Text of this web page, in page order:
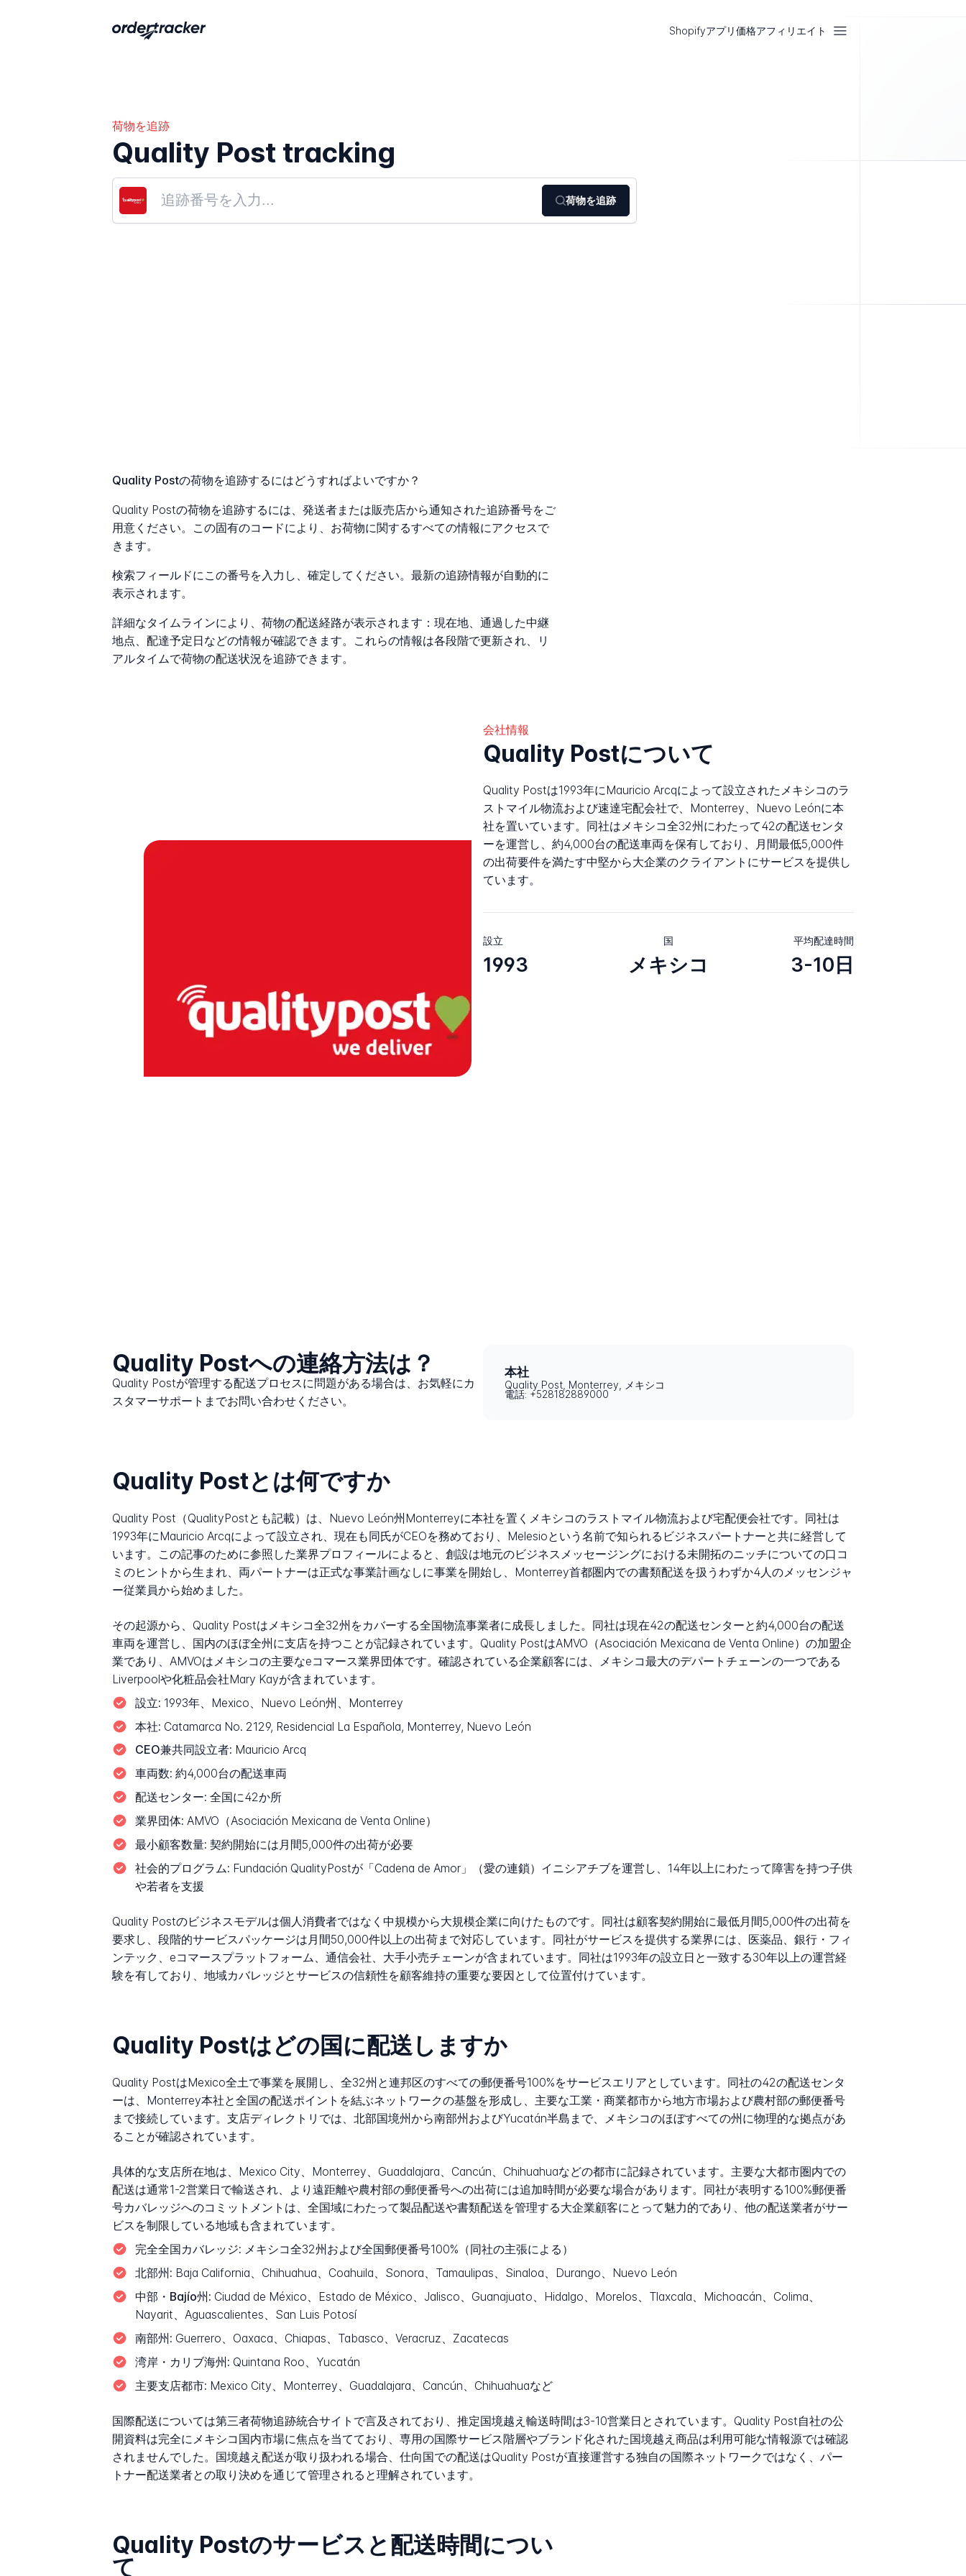
Shopifyアプリ価格アフィリエイト
荷物を追跡
Quality Post tracking
荷物を追跡
Quality Postの荷物を追跡するにはどうすればよいですか？
Quality Postの荷物を追跡するには、発送者または販売店から通知された追跡番号をご
用意ください。この固有のコードにより、お荷物に関するすべての情報にアクセスで
きます。
検索フィールドにこの番号を入力し、確定してください。最新の追跡情報が自動的に
表示されます。
詳細なタイムラインにより、荷物の配送経路が表示されます：現在地、通過した中継
地点、配達予定日などの情報が確認できます。これらの情報は各段階で更新され、リ
アルタイムで荷物の配送状況を追跡できます。
会社情報
Quality Postについて
Quality Postは1993年にMauricio Arcqによって設立されたメキシコのラ
ストマイル物流および速達宅配会社で、Monterrey、Nuevo Leónに本
社を置いています。同社はメキシコ全32州にわたって42の配送センタ
ーを運営し、約4,000台の配送車両を保有しており、月間最低5,000件
の出荷要件を満たす中堅から大企業のクライアントにサービスを提供し
ています。
設立
1993
国
メキシコ
平均配達時間
3-10日
Quality Postへの連絡方法は？
Quality Postが管理する配送プロセスに問題がある場合は、お気軽にカ
スタマーサポートまでお問い合わせください。
本社
Quality Post, Monterrey, メキシコ
電話: +528182889000
Quality Postとは何ですか
Quality Post（QualityPostとも記載）は、Nuevo León州Monterreyに本社を置くメキシコのラストマイル物流および宅配便会社です。同社は
1993年にMauricio Arcqによって設立され、現在も同氏がCEOを務めており、Melesioという名前で知られるビジネスパートナーと共に経営して
います。この記事のために参照した業界プロフィールによると、創設は地元のビジネスメッセージングにおける未開拓のニッチについての口コ
ミのヒントから生まれ、両パートナーは正式な事業計画なしに事業を開始し、Monterrey首都圏内での書類配送を扱うわずか4人のメッセンジャ
ー従業員から始めました。
その起源から、Quality Postはメキシコ全32州をカバーする全国物流事業者に成長しました。同社は現在42の配送センターと約4,000台の配送
車両を運営し、国内のほぼ全州に支店を持つことが記録されています。Quality PostはAMVO（Asociación Mexicana de Venta Online）の加盟企
業であり、AMVOはメキシコの主要なeコマース業界団体です。確認されている企業顧客には、メキシコ最大のデパートチェーンの一つである
Liverpoolや化粧品会社Mary Kayが含まれています。
設立: 1993年、Mexico、Nuevo León州、Monterrey
本社: Catamarca No. 2129, Residencial La Española, Monterrey, Nuevo León
CEO兼共同設立者: Mauricio Arcq
車両数: 約4,000台の配送車両
配送センター: 全国に42か所
業界団体: AMVO（Asociación Mexicana de Venta Online）
最小顧客数量: 契約開始には月間5,000件の出荷が必要
社会的プログラム: Fundación QualityPostが「Cadena de Amor」（愛の連鎖）イニシアチブを運営し、14年以上にわたって障害を持つ子供
や若者を支援
Quality Postのビジネスモデルは個人消費者ではなく中規模から大規模企業に向けたものです。同社は顧客契約開始に最低月間5,000件の出荷を
要求し、段階的サービスパッケージは月間50,000件以上の出荷まで対応しています。同社がサービスを提供する業界には、医薬品、銀行・フィ
ンテック、eコマースプラットフォーム、通信会社、大手小売チェーンが含まれています。同社は1993年の設立日と一致する30年以上の運営経
験を有しており、地域カバレッジとサービスの信頼性を顧客維持の重要な要因として位置付けています。
Quality Postはどの国に配送しますか
Quality PostはMexico全土で事業を展開し、全32州と連邦区のすべての郵便番号100%をサービスエリアとしています。同社の42の配送センタ
ーは、Monterrey本社と全国の配送ポイントを結ぶネットワークの基盤を形成し、主要な工業・商業都市から地方市場および農村部の郵便番号
まで接続しています。支店ディレクトリでは、北部国境州から南部州およびYucatán半島まで、メキシコのほぼすべての州に物理的な拠点があ
ることが確認されています。
具体的な支店所在地は、Mexico City、Monterrey、Guadalajara、Cancún、Chihuahuaなどの都市に記録されています。主要な大都市圏内での
配送は通常1-2営業日で輸送され、より遠距離や農村部の郵便番号への出荷には追加時間が必要な場合があります。同社が表明する100%郵便番
号カバレッジへのコミットメントは、全国域にわたって製品配送や書類配送を管理する大企業顧客にとって魅力的であり、他の配送業者がサー
ビスを制限している地域も含まれています。
完全全国カバレッジ: メキシコ全32州および全国郵便番号100%（同社の主張による）
北部州: Baja California、Chihuahua、Coahuila、Sonora、Tamaulipas、Sinaloa、Durango、Nuevo León
中部・Bajío州: Ciudad de México、Estado de México、Jalisco、Guanajuato、Hidalgo、Morelos、Tlaxcala、Michoacán、Colima、
Nayarit、Aguascalientes、San Luis Potosí
南部州: Guerrero、Oaxaca、Chiapas、Tabasco、Veracruz、Zacatecas
湾岸・カリブ海州: Quintana Roo、Yucatán
主要支店都市: Mexico City、Monterrey、Guadalajara、Cancún、Chihuahuaなど
国際配送については第三者荷物追跡統合サイトで言及されており、推定国境越え輸送時間は3-10営業日とされています。Quality Post自社の公
開資料は完全にメキシコ国内市場に焦点を当てており、専用の国際サービス階層やブランド化された国境越え商品は利用可能な情報源では確認
されませんでした。国境越え配送が取り扱われる場合、仕向国での配送はQuality Postが直接運営する独自の国際ネットワークではなく、パー
トナー配送業者との取り決めを通じて管理されると理解されています。
Quality Postのサービスと配送時間につい
て